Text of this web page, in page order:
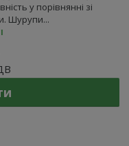
у порівнянні зі
Шурупи...